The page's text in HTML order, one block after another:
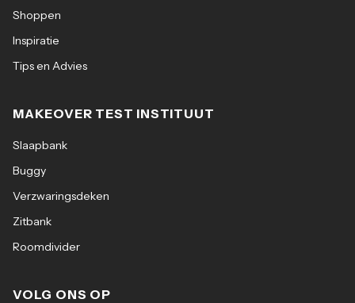
Shoppen
Inspiratie
Tips en Advies
MAKEOVER TEST INSTITUUT
Slaapbank
Buggy
Verzwaringsdeken
Zitbank
Roomdivider
VOLG ONS OP